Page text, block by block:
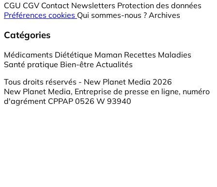
CGU CGV Contact Newsletters Protection des données
Préférences cookies Qui sommes-nous ? Archives
Catégories
Médicaments Diététique Maman Recettes Maladies
Santé pratique Bien-être Actualités
Tous droits réservés - New Planet Media 2026
New Planet Media, Entreprise de presse en ligne, numéro
d'agrément CPPAP 0526 W 93940